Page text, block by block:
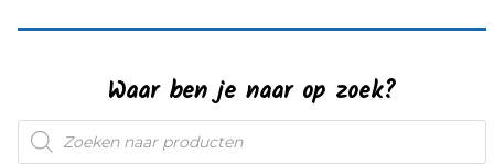
Waar ben je naar op zoek?
Producten
zoeken